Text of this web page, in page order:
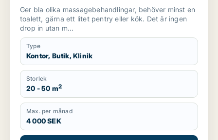
Ger bla olika massagebehandlingar, behöver minst en
toalett, gärna ett litet pentry eller kök. Det är ingen
drop in utan m...
Type
Kontor, Butik, Klinik
Storlek
20 - 50 m2
Max. per månad
4 000 SEK